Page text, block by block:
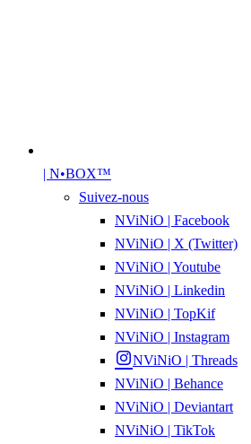
| N•BOX™
Suivez-nous
NViNiO | Facebook
NViNiO | X (Twitter)
NViNiO | Youtube
NViNiO | Linkedin
NViNiO | TopKif
NViNiO | Instagram
NViNiO | Threads
NViNiO | Behance
NViNiO | Deviantart
NViNiO | TikTok